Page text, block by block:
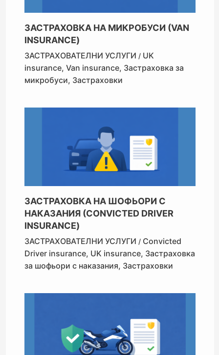
ЗАСТРАХОВКА НА МИКРОБУСИ (VAN
INSURANCE)
ЗАСТРАХОВАТЕЛНИ УСЛУГИ / UK
insurance,Van insurance, Застраховка за
микробуси, Застраховки
ЗАСТРАХОВКА НА ШОФЬОРИ С
НАКАЗАНИЯ (CONVICTED DRIVER
INSURANCE)
ЗАСТРАХОВАТЕЛНИ УСЛУГИ / Convicted
Driver insurance, UK insurance, Застраховка
за шофьори с наказания, Застраховки